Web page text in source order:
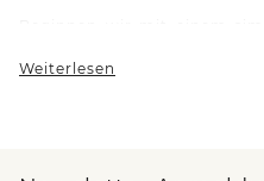
monochromes
einem Paar weißen
Weiterlesen